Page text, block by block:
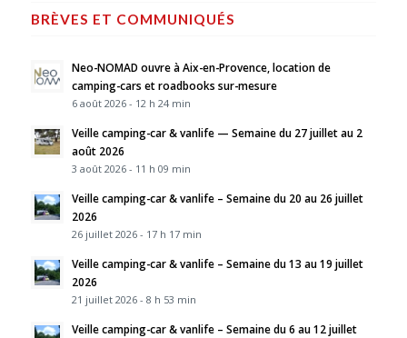
BRÈVES ET COMMUNIQUÉS
Neo-NOMAD ouvre à Aix-en-Provence, location de
camping-cars et roadbooks sur-mesure
6 août 2026 - 12 h 24 min
Veille camping-car & vanlife — Semaine du 27 juillet au 2
août 2026
3 août 2026 - 11 h 09 min
Veille camping-car & vanlife – Semaine du 20 au 26 juillet
2026
26 juillet 2026 - 17 h 17 min
Veille camping-car & vanlife – Semaine du 13 au 19 juillet
2026
21 juillet 2026 - 8 h 53 min
Veille camping-car & vanlife – Semaine du 6 au 12 juillet